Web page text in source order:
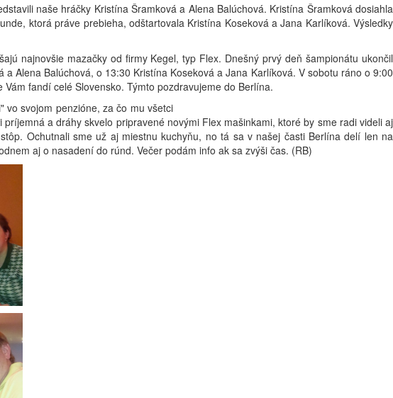
naše hráčky Kristína Šramková a Alena Balúchová. Kristína Šramková dosiahla
ktorá práve prebieha, odštartovala Kristína Koseková a Jana Karlíková. Výsledky
najnovšie mazačky od firmy Kegel, typ Flex. Dnešný prvý deň šampionátu ukončil
Alena Balúchová, o 13:30 Kristína Koseková a Jana Karlíková. V sobotu ráno o 9:00
fandí celé Slovensko. Týmto pozdravujeme do Berlína.
vo svojom penzióne, za čo mu všetci
a dráhy skvelo pripravené novými Flex mašinkami, ktoré by sme radi videli aj
Ochutnali sme už aj miestnu kuchyňu, no tá sa v našej časti Berlína delí len na
aj o nasadení do rúnd. Večer podám info ak sa zvýši čas. (RB)